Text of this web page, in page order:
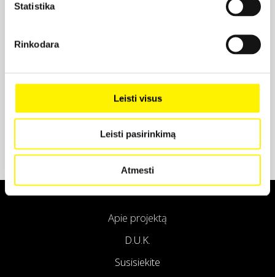
Statistika
Rinkodara
Leisti visus
Leisti pasirinkimą
Atmesti
Apie projektą
D.U.K.
Susisiekite